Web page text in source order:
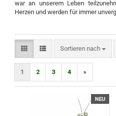
war an unserem Leben
Herzen und werden für immer
Sortieren nach
Sortieren nach
1 2 3 4 »
NEU